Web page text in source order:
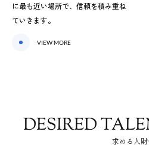
に最も近い場所で、信頼を積み重ね
ていきます。
VIEW MORE
DESIRED
求める人財